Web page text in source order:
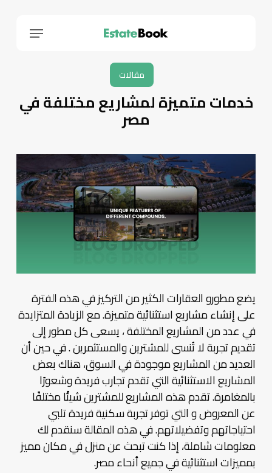
Menu
مقالات
خدمات متميزة لمشاريع مختلفة في
مصر
يضع مطورو العقارات الكثير من التركيز في هذه الفترة
على إنشاء مشاريع استثنائية متميزة. مع الزيادة المتزايدة
في عدد من المشاريع المختلفة ، يسعى كل مطور إلى
تقديم تجربة لا تُنسى للمشترين والمستثمرين . في حين أن
العديد من المشاريع موجودة في السوق، هناك بعض
المشاريع الاستثنائية التي تقدم تجارب فريدة وشعورًا
بالمغامرة. تقدم هذه المشاريع للمشترين شيئًا مختلفًا
عن المعروض و التي توفر تجربة سكنية فريدة تلبي
احتياجاتهم وتفضيلاتهم. في هذه المقالة سنقدم لك
معلومات شاملة، إذا كنت تبحث عن منزل في مكان مميز
بمميزات استثنائية في جميع أنحاء مصر.